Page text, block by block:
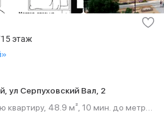
этаж
ул Серпуховский Вал, 2
48.9 м², 10 мин. до метро